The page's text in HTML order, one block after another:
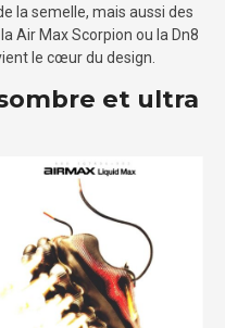
la semelle, mais aussi des
Air Max Scorpion ou la Dn8
le cœur du design.
et ultra